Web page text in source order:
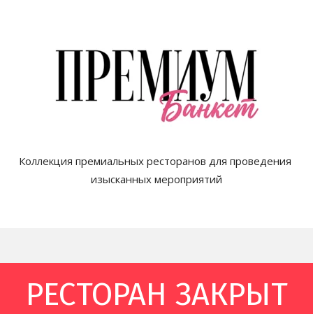
Коллекция премиальных ресторанов для проведения
изысканных мероприятий
РЕСТОРАН ЗАКРЫТ